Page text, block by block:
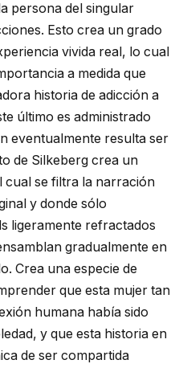
persona del singular
Esto crea un grado
vivida real, lo cual
a medida que
historia de adicción a
último es administrado
eventualmente resulta ser
de Silkeberg crea un
cual se filtra la narración
y donde sólo
ligeramente refractados
gradualmente en
Crea una especie de
que esta mujer tan
humana había sido
y que esta historia en
de ser compartida